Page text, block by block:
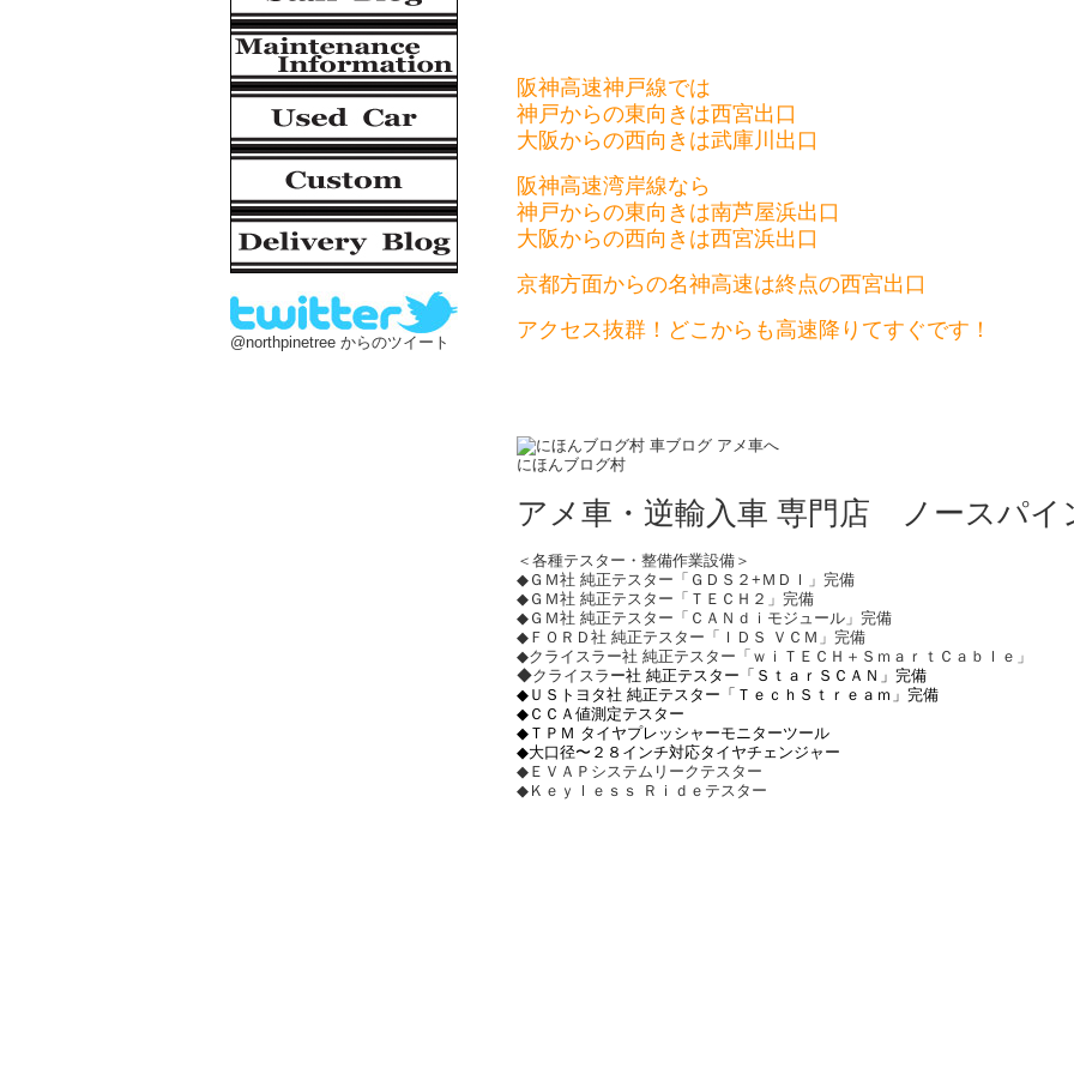
@northpinetree からのツイート
阪神高速神戸線では
神戸からの東向きは西宮出口
大阪からの西向きは武庫川出口
阪神高速湾岸線なら
神戸からの東向きは南芦屋浜出口
大阪からの西向きは西宮浜出口
京都方面からの名神高速は終点の西宮出口
アクセス抜群！どこからも高速降りてすぐです！
にほんブログ村
アメ車・逆輸入車 専門店 ノースパイ
＜各種テスター・整備作業設備＞
◆ＧＭ社 純正テスター「ＧＤＳ２+ＭＤＩ」完備
◆ＧＭ社 純正テスター「ＴＥＣＨ２」完備
◆ＧＭ社 純正テスター「ＣＡＮｄｉモジュール」完備
◆ＦＯＲＤ社 純正テスター「ＩＤＳ ＶＣＭ」完備
◆クライスラー社 純正テスター「ｗｉＴＥＣＨ＋ＳｍａｒｔＣａｂｌｅ」
◆クライスラ ー社 純正テスター「ＳｔａｒＳＣＡＮ」完備
◆ＵＳトヨタ社 純正テスター「ＴｅｃｈＳｔｒｅａｍ」完備
◆ＣＣＡ値測定テスター
◆ＴＰＭ タイヤプレッシャーモニターツール
◆大口径〜２８インチ対応タイヤチェンジャー
◆ＥＶＡＰシステムリークテスター
◆Ｋｅｙｌｅｓｓ Ｒｉｄｅテスター